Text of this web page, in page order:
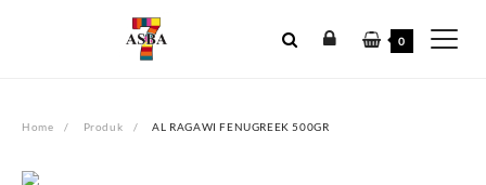
0
Home Produk AL RAGAWI FENUGREEK 500GR